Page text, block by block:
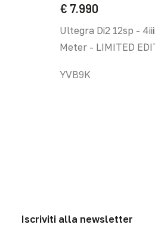
Le
opzioni
possono
scelte
€ 7.990
Ultegra Di2 12sp -
Meter - LIMITED
YVB9K
Iscriviti alla newsletter